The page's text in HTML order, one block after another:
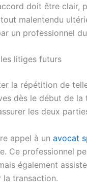
doit être clair,
malentendu
un professionnel
litiges futurs
la répétition de
dès le début de
les deux
appel à un avocat
Ce professionnel
également
la transaction.